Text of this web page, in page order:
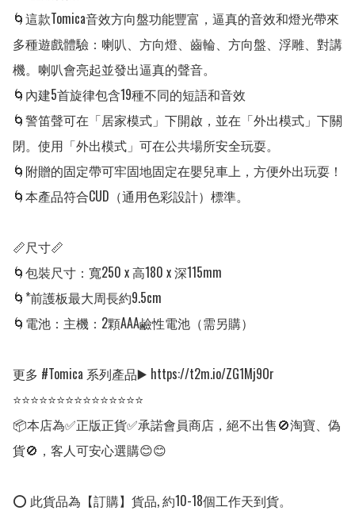
🌀這款Tomica音效方向盤功能豐富，逼真的音效和燈光帶來
多種遊戲體驗：喇叭、方向燈、齒輪、方向盤、浮雕、對講
機。喇叭會亮起並發出逼真的聲音。
🌀內建5首旋律包含19種不同的短語和音效
🌀警笛聲可在「居家模式」下開啟，並在「外出模式」下關
閉。使用「外出模式」可在公共場所安全玩耍。
🌀附贈的固定帶可牢固地固定在嬰兒車上，方便外出玩耍！
🌀本產品符合CUD（通用色彩設計）標準。
📏尺寸📏
🌀包裝尺寸：寬250 x 高180 x 深115mm
🌀*前護板最大周長約9.5cm
🌀電池：主機：2顆AAA鹼性電池（需另購）
更多 #Tomica 系列產品▶️ https://t2m.io/ZG1Mj9Or
⭐⭐⭐⭐⭐⭐⭐⭐⭐⭐⭐⭐⭐⭐⭐
📦本店為✅正版正貨✅承諾會員商店，絕不出售🚫淘寶、偽
貨🚫，客人可安心選購😊😊
⭕ 此貨品為【訂購】貨品, 約10-18個工作天到貨。